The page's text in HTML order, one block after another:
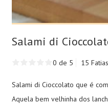
Salami di
0 de 5 15 Fatias
Salami di Cioccolato que é
Aquela bem velhinha dos